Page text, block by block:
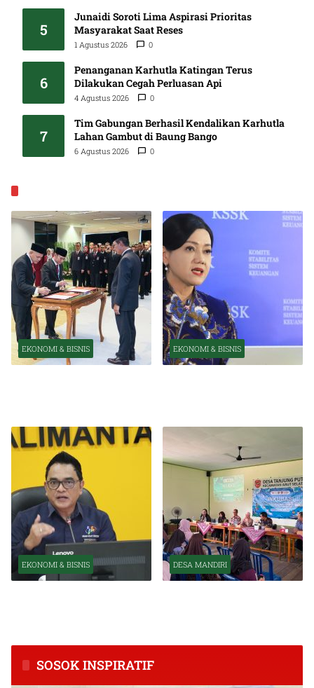
5
Junaidi Soroti Lima Aspirasi Prioritas
Masyarakat Saat Reses
1 Agustus 2026 0
6
Penanganan Karhutla Katingan Terus
Dilakukan Cegah Perluasan Api
4 Agustus 2026 0
7
Tim Gabungan Berhasil Kendalikan Karhutla
Lahan Gambut di Baung Bango
6 Agustus 2026 0
EKONOMI & BISNIS EKONOMI & BISNIS
EKONOMI & BISNIS DESA MANDIRI
SOSOK INSPIRATIF